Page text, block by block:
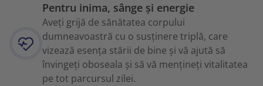
Pentru inima, sânge și energie
Aveți grijă de sănătatea corpului
dumneavoastră cu o susținere triplă, care
vizează esența stării de bine și vă ajută să
învingeți oboseala și să vă mențineți vitalitatea
pe tot parcursul zilei.